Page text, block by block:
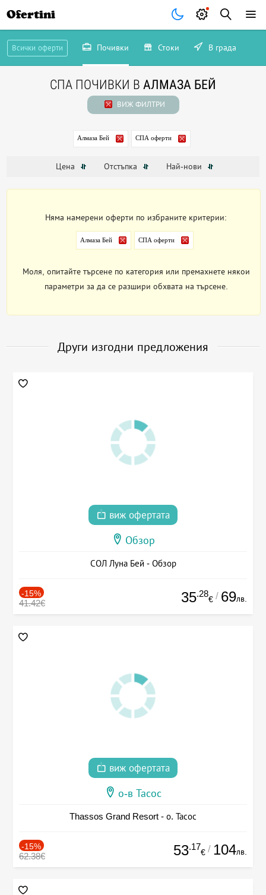
Ofertini
Всички оферти Почивки Стоки В града
СПА ПОЧИВКИ В АЛМАЗА БЕЙ
ВИЖ ФИЛТРИ
Алмаза Бей СПА оферти
Цена Отстъпка Най-нови
Няма намерени оферти по избраните критерии:
Алмаза Бей СПА оферти
Моля, опитайте търсене по категория или премахнете някои
параметри за да се разшири обхвата на търсене.
Други изгодни предложения
виж офертата
Обзор
СОЛ Луна Бей - Обзор
-15%
41.42€ 35.28
€ / 69лв.
виж офертата
о-в Тасос
Thassos Grand Resort - о. Тасос
-15%
62.38€ 53.17
€ / 104лв.